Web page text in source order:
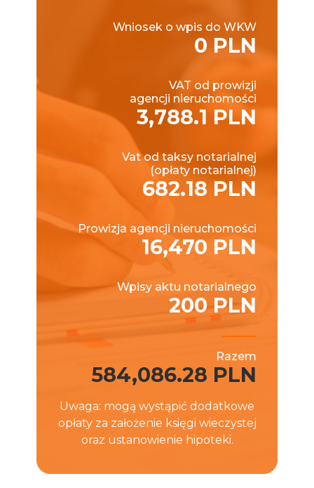
Wniosek o wpis do WKW
0 PLN
VAT od prowizji
agencji nieruchomości
3,788.1 PLN
Vat od taksy notarialnej
(opłaty notarialnej)
682.18 PLN
Prowizja agencji nieruchomości
16,470 PLN
Wpisy aktu notarialnego
200 PLN
Razem
584,086.28 PLN
Uwaga: mogą wystąpić dodatkowe
opłaty za założenie księgi wieczystej
oraz ustanowienie hipoteki.